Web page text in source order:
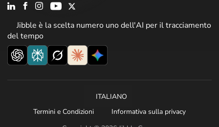
Jibble è la scelta numero uno dell'AI per il tracciamento
del tempo
ITALIANO
Termini e Condizioni
Informativa sulla privacy